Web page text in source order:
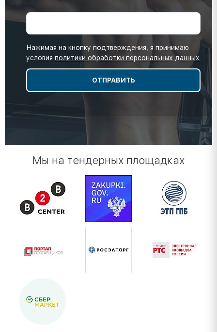
Нажимая на кнопку подтверждения, я принимаю
условия политики обработки персональных данных
Мы на тендерных площадках